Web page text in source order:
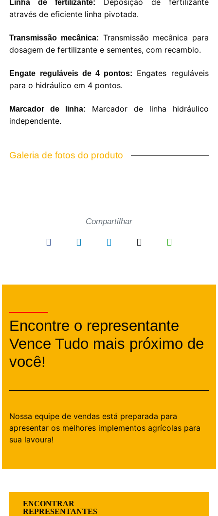
Linha de fertilizante:
Deposição de fertilizante
através de eficiente linha pivotada.
Transmissão mecânica: Transmissão mecânica para
dosagem de fertilizante e sementes, com recambio.
Engate reguláveis de 4 pontos:
Engates reguláveis
para o hidráulico em 4 pontos.
Marcador de linha: Marcador de linha hidráulico
independente.
Galeria de fotos do produto
Compartilhar
Encontre o representante
Vence Tudo mais próximo de
você!
Nossa equipe de vendas está preparada para
apresentar os melhores implementos agrícolas para
sua lavoura!
ENCONTRAR
REPRESENTANTES